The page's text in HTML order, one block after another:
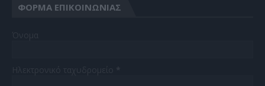
ΦΌΡΜΑ ΕΠΙΚΟΙΝΩΝΊΑΣ